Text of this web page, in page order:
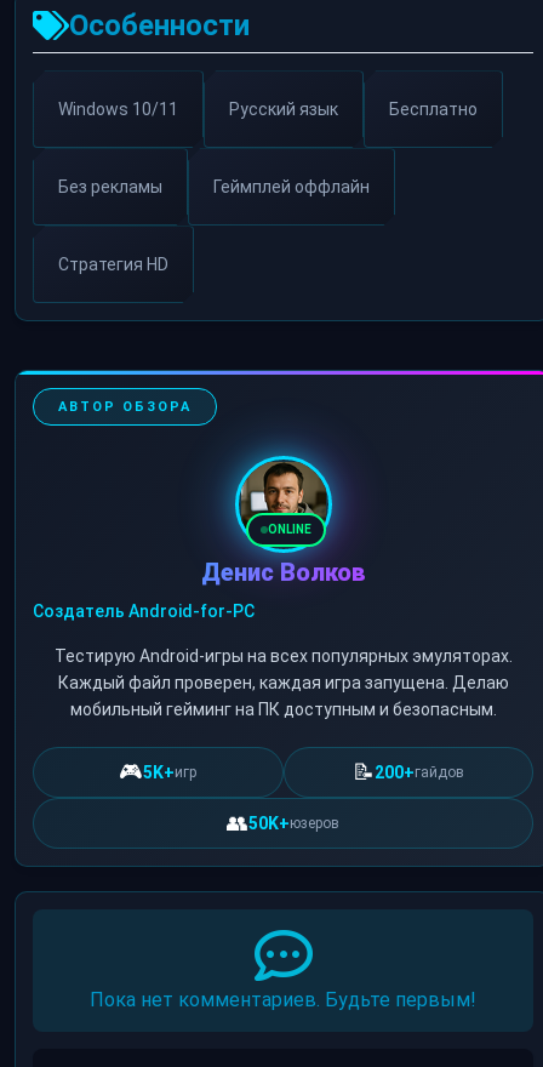
Особенности
Windows 10/11 Русский язык Бесплатно
Без рекламы Геймплей оффлайн
Стратегия HD
АВТОР ОБЗОРА
ONLINE
Денис Волков
Создатель Android-for-PC
Тестирую Android-игры на всех популярных эмуляторах.
Каждый файл проверен, каждая игра запущена. Делаю
мобильный гейминг на ПК доступным и безопасным.
🎮5K+игр 📝200+гайдов
👥50K+юзеров
Пока нет комментариев. Будьте первым!